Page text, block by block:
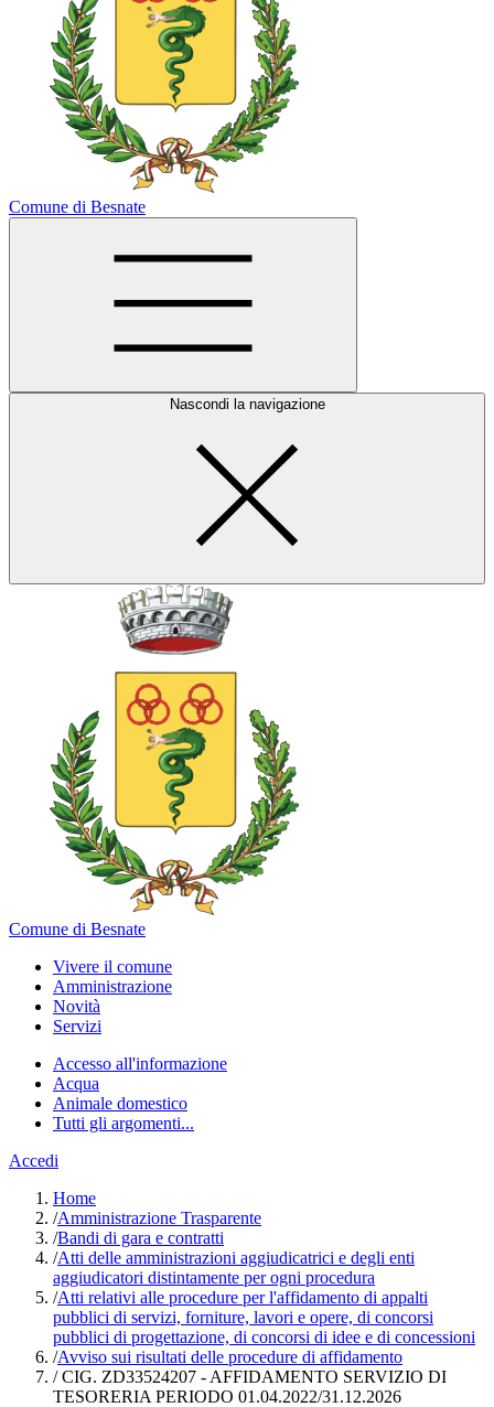
Comune di Besnate
Nascondi la navigazione
Comune di Besnate
Vivere il comune
Amministrazione
Novità
Servizi
Accesso all'informazione
Acqua
Animale domestico
Tutti gli argomenti...
Accedi
Home
/Amministrazione Trasparente
/Bandi di gara e contratti
/Atti delle amministrazioni aggiudicatrici e degli enti
aggiudicatori distintamente per ogni procedura
/Atti relativi alle procedure per l'affidamento di appalti
pubblici di servizi, forniture, lavori e opere, di concorsi
pubblici di progettazione, di concorsi di idee e di concessioni
/Avviso sui risultati delle procedure di affidamento
/CIG. ZD33524207 - AFFIDAMENTO SERVIZIO DI
TESORERIA PERIODO 01.04.2022/31.12.2026